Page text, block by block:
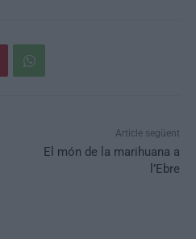
Article següent
El món de la marihuana a
l’Ebre